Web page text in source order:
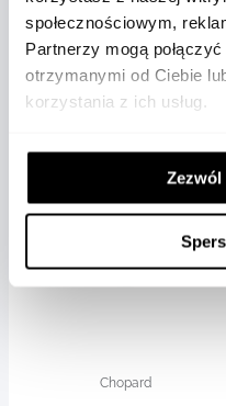
społecznościowym,
Partnerzy mogą
otrzymanymi od Ciebie
korzystania z ich usług.
Zezwól
797005-0003
20 550 zł
Chopard